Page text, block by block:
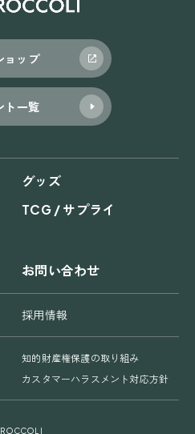
ョップ
ト一覧
グッズ
TCG / サプライ
お問い合わせ
採用情報
知的財産権保護の取り組み
カスタマーハラスメント対応方針